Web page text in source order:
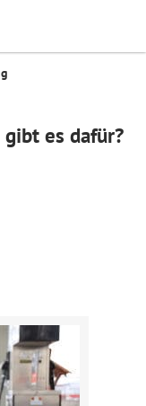
Search
es dafür?